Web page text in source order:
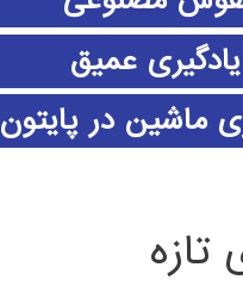
یادگیری عمیق
ماشین در پایتون